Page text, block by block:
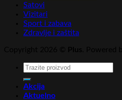
Satovi
Vizitari
Sport i zabava
Zdravlje i zaštita
Pretraga
Akcija
Aktuelno